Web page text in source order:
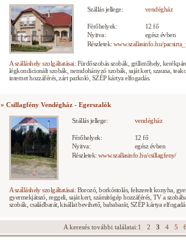
Szállás jellege: vendégház
Férőhelyek:
12 fő
Nyitva:
egész évben
Részletek: www.szallasinfo.hu/
A szálláshely szolgáltatásai: Fürdőszobás szobák, grillezőhely,
légkondicionált szobák, nemdohányzó szobák, saját kert, szauna,
internet hozzáférés, zárt parkoló, SZÉP kártya elfogadás.
» Csillagfény Vendégház - Egerszalók
Szállás jellege: vendégház
Férőhelyek:
12 fő
Nyitva:
egész évben
Részletek: www.szallasinfo.hu/csillagfeny/
A szálláshely szolgáltatásai: Borozó, borkóstolás, felszerelt konyha,
gyermekjátszó, reggeli, saját kert, számítógép hozzáférés, TV a
szobák, családbarát, kisállat bevihető, bababarát, SZÉP kártya
A keresés további találatai:1 2 3 4 5